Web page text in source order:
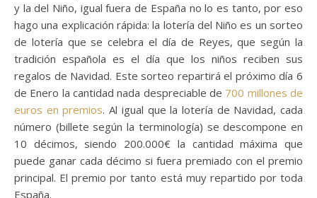
y la del Niño, igual fuera de España no lo es tanto, por eso
hago una explicación rápida: la lotería del Niño es un sorteo
de lotería que se celebra el día de Reyes, que según la
tradición española es el día que los niños reciben sus
regalos de Navidad. Este sorteo repartirá el próximo día 6
de Enero la cantidad nada despreciable de 700 millones de
euros en premios. Al igual que la lotería de Navidad, cada
número (billete según la terminología) se descompone en
10 décimos, siendo 200.000€ la cantidad máxima que
puede ganar cada décimo si fuera premiado con el premio
principal. El premio por tanto está muy repartido por toda
España.